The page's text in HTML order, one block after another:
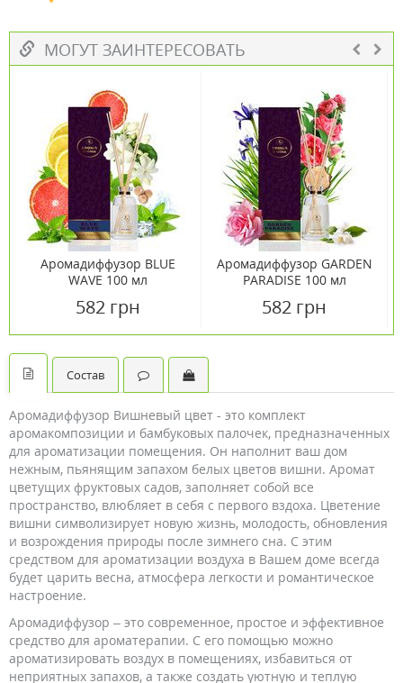
МОГУТ ЗАИНТЕРЕСОВАТЬ
Аромадиффузор BLUE
WAVE 100 мл
582 грн
Аромадиффузор GARDEN
PARADISE 100 мл
582 грн
Состав
Аромадиффузор Вишневый цвет - это комплект
аромакомпозиции и бамбуковых палочек, предназначенных
для ароматизации помещения. Он наполнит ваш дом
нежным, пьянящим запахом белых цветов вишни. Аромат
цветущих фруктовых садов, заполняет собой все
пространство, влюбляет в себя с первого вздоха. Цветение
вишни символизирует новую жизнь, молодость, обновления
и возрождения природы после зимнего сна. С этим
средством для ароматизации воздуха в Вашем доме всегда
будет царить весна, атмосфера легкости и романтическое
настроение.
Аромадиффузор – это современное, простое и эффективное
средство для ароматерапии. С его помощью можно
ароматизировать воздух в помещениях, избавиться от
неприятных запахов, а также создать уютную и теплую